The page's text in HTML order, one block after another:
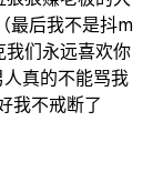
最后我不是抖m
我们永远喜欢你
人真的不能骂我
我不戒断了